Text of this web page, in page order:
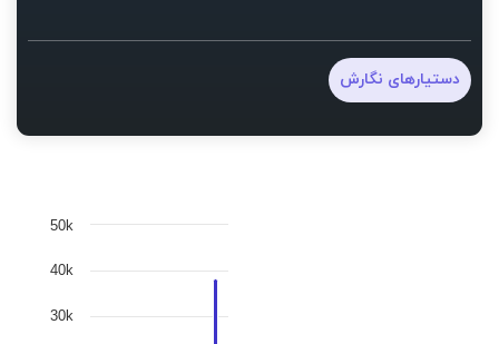
دستیارهای نگارش
30k
40k
50k